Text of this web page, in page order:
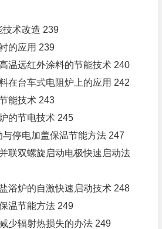
技术改造 239
的应用 239
温远红外涂料的节能技术 240
在台车式电阻炉上的应用 242
能技术 243
的节电技术 245
停电加盖保温节能方法 247
联双螺旋启动电极快速启动法
浴炉的自激快速启动技术 248
温节能方法 249
少辐射热损失的办法 249